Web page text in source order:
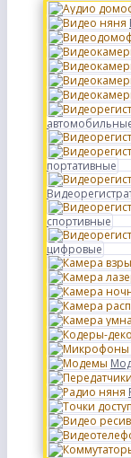
портативные
спортивные
цифровые